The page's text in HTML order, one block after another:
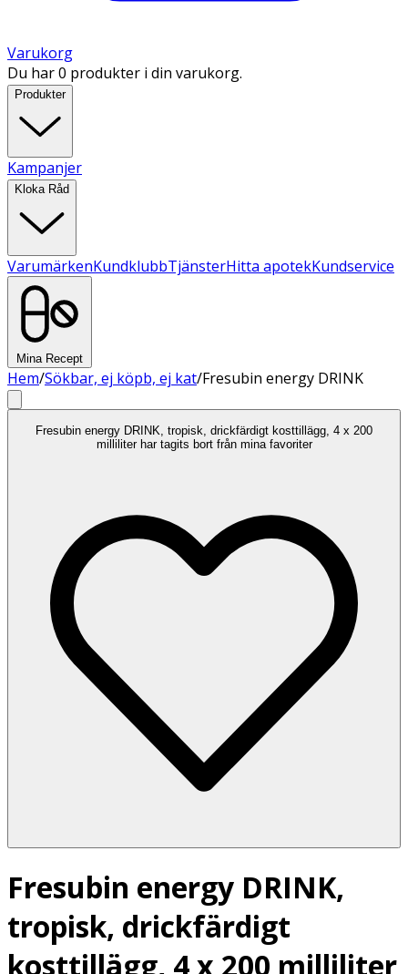
Varukorg
Du har 0 produkter i din varukorg.
Produkter
Kampanjer
Kloka Råd
VarumärkenKundklubbTjänsterHitta apotekKundservice
Mina Recept
Hem/Sökbar, ej köpb, ej kat/Fresubin energy DRINK
Fresubin energy DRINK, tropisk, drickfärdigt kosttillägg, 4 x 200
milliliter har tagits bort från mina favoriter
Fresubin energy DRINK,
tropisk, drickfärdigt
kosttillägg, 4 x 200 milliliter